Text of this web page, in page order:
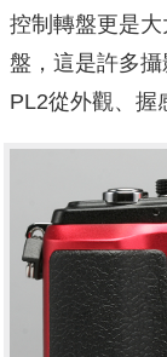
控制轉盤更是
盤，這是許多
PL2從外觀、握